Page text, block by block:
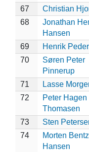
67 Christian
68
Jonathan
Hansen
69 Henrik
70
Søren Peter
Pinnerup
71 Lasse
72
Peter Hagen
Thomasen
73 Sten
74
Morten
Hansen